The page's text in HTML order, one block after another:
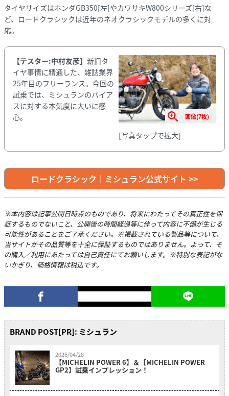
タイヤサイズはホンダGB350[左]やカワサキW800シリーズ[右]な
ど、ロードクラシックは近年のネオクラシックモデルの多くに対
応。
画像(7枚)
[写真タップで拡大]
【テスター:中村友彦】 新旧タ
イヤ事情に精通した、雑誌業界
25年目のフリーランス。今回の
試乗では、ミシュランのバイア
スに対する本気度に大いに感
心。
ロードクラシック｜ミシュラン公式サイト >>
※本内容は記事公開日時点のものであり、将来にわたってその真正性を保
証するものでないこと、公開後の時間経過等に伴って内容に不備が生じる
可能性があることをご了承ください。※掲載されている製品等について、
当サイトがその品質等を十全に保証するものではありません。よって、そ
の購入／利用にあたっては自己責任にてお願いします。※特別な表記がな
いかぎり、価格情報は税込です。
BRAND POST[PR]: ミシュラン
2026/04/28
【MICHELIN POWER 6】＆【MICHELIN POWER
GP2】試乗インプレッション！